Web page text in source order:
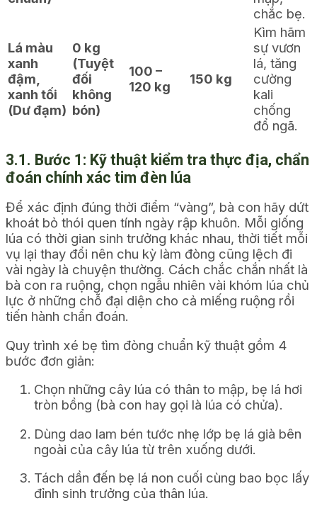
chắc bẹ.
Lá màu
xanh
đậm,
xanh tối
(Dư đạm)
0 kg
(Tuyệt
đối
không
bón)
100 –
120 kg
150 kg
Kìm hãm
sự vươn
lá, tăng
cường
kali
chống
đổ ngã.
3.1. Bước 1: Kỹ thuật kiểm tra thực địa, chẩn
đoán chính xác tim đèn lúa
Để xác định đúng thời điểm “vàng”, bà con hãy dứt
khoát bỏ thói quen tính ngày rập khuôn. Mỗi giống
lúa có thời gian sinh trưởng khác nhau, thời tiết mỗi
vụ lại thay đổi nên chu kỳ làm đòng cũng lệch đi
vài ngày là chuyện thường. Cách chắc chắn nhất là
bà con ra ruộng, chọn ngẫu nhiên vài khóm lúa chủ
lực ở những chỗ đại diện cho cả miếng ruộng rồi
tiến hành chẩn đoán.
Quy trình xé bẹ tìm đòng chuẩn kỹ thuật gồm 4
bước đơn giản:
Chọn những cây lúa có thân to mập, bẹ lá hơi
tròn bồng (bà con hay gọi là lúa có chửa).
Dùng dao lam bén tước nhẹ lớp bẹ lá già bên
ngoài của cây lúa từ trên xuống dưới.
Tách dần đến bẹ lá non cuối cùng bao bọc lấy
đỉnh sinh trưởng của thân lúa.